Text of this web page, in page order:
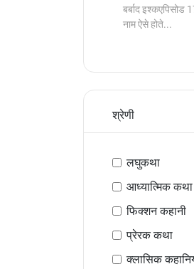
बर्बाद
नाम ऐसे होते...
श्रेणी
लघुकथा
आध्यात्मिक कथा
फिक्शन कहानी
प्रेरक कथा
क्लासिक